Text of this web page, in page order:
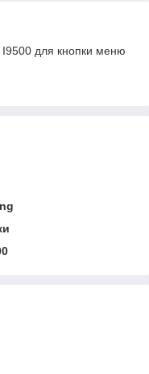
для кнопки меню